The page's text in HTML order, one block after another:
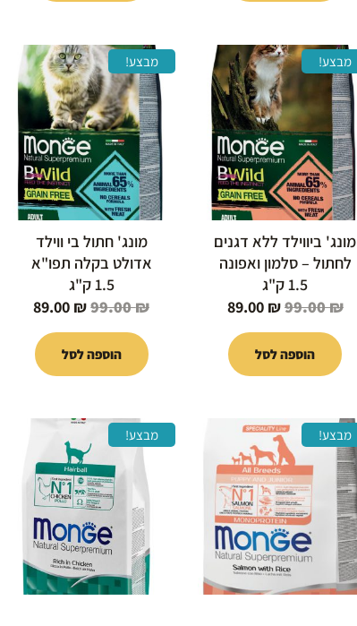
מבצע!
מונג' ביווילד ללא דגנים
לחתול – סלמון ואפונה
1.5 ק"ג
99.00₪
המחיר
המקורי
היה:
99.00 ₪.
89.00 ₪
המחיר
הנוכחי
הוא:
89.00 ₪.
הוספה לסל
מבצע!
מונג' חתול בי ווילד
אדולט בקלה תפו"א
1.5 ק"ג
99.00₪
המחיר
המקורי
היה:
99.00 ₪.
89.00 ₪
המחיר
הנוכחי
הוא:
89.00 ₪.
הוספה לסל
מבצע!
המחיר
המקורי
היה:
329.00 ₪.
הוא:
289.00 ₪.
מבצע!
המחיר
המקורי
היה:
99.00 ₪.
הוא:
89.00 ₪.